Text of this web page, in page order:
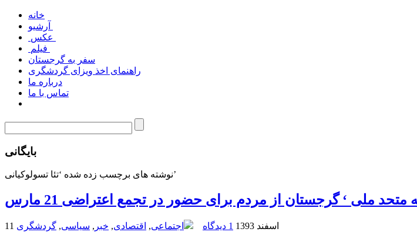
خانه
سفر به گرجستان
راهنمای اخذ ویزای گردشگری
درباره ما
تماس با ما
بایگانی
نوشته های برچسب زده شده ‘تئا تسولوکیانی’
ملی ‘ گرجستان از مردم برای حضور در تجمع اعتراضی 21 مارس
11 اسفند 1393 1 دیدگاه اجتماعی, اقتصادی, خبر , سیاسی, گردشگری